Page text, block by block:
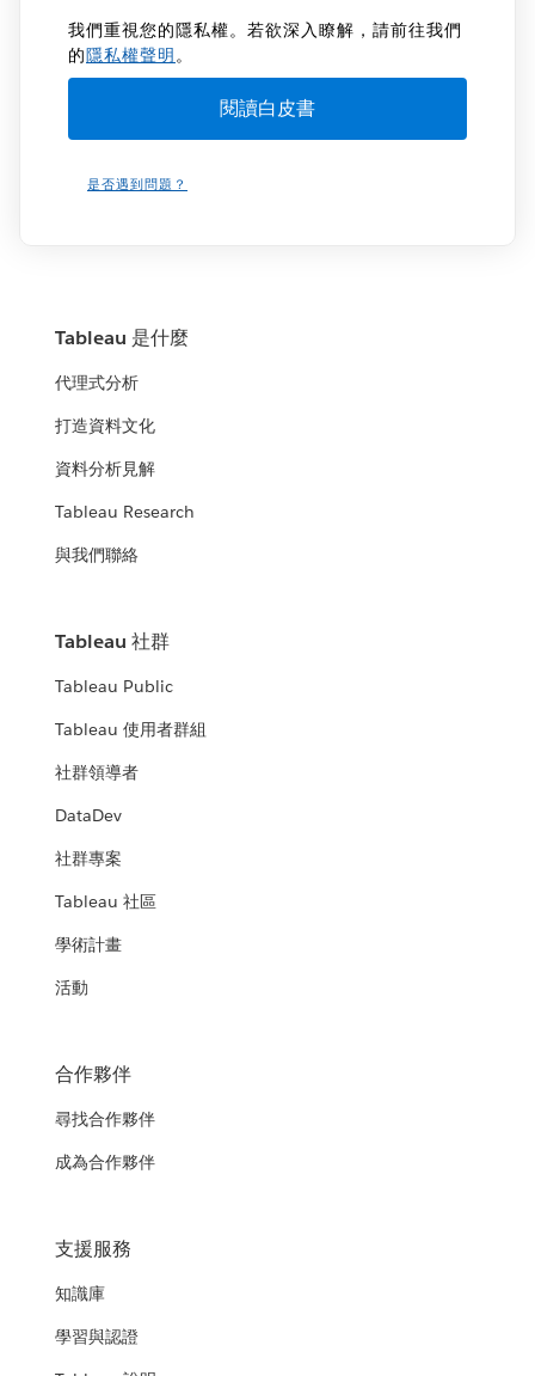
我們重視您的隱私權。若欲深入瞭解，請前往我們
的隱私權聲明。
是否遇到問題？
Tableau 是什麼
代理式分析
打造資料文化
資料分析見解
Tableau Research
與我們聯絡
Tableau 社群
Tableau Public
Tableau 使用者群組
社群領導者
DataDev
社群專案
Tableau 社區
學術計畫
活動
合作夥伴
尋找合作夥伴
成為合作夥伴
支援服務
知識庫
學習與認證